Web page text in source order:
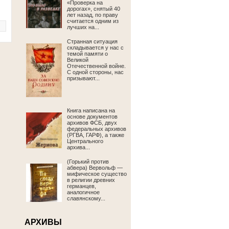
«Проверка на
дорогах», снятый 40
лет назад, по праву
считается одним из
лучших на...
Странная ситуация
складывается у нас с
темой памяти о
Великой
Отечественной войне.
С одной стороны, нас
призывают...
Книга написана на
основе документов
архивов ФСБ, двух
федеральных архивов
(РГВА, ГАРФ), а также
Центрального
архива...
(Горький против
абвера) Вервольф —
мифическое существо
в религии древних
германцев,
аналогичное
славянскому...
АРХИВЫ